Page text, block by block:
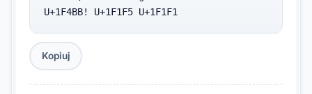
U+1F4BB! U+1F1F5 U+1F1F1
Kopiuj